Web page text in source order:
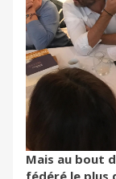
Mais au bout
fédéré le plus